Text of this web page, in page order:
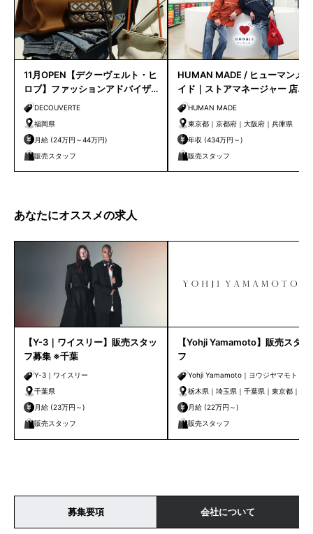
11月OPEN【デクーヴェルト・ヒ
ロブ】ファッションアドバイザ
ー｜天神店
DECOUVERTE
福岡県
月給 (24万円～44万円)
販売スタッフ
HUMAN MADE / ヒューマンメ
イド｜ストアマネージャー 店長
候補HUMAN MADE
東京都｜京都府｜大阪府｜兵庫県
年収 (434万円～)
販売スタッフ
あなたにオススメの求人
【Y-3｜ワイスリー】販売スタッ
フ募集 ※千葉
Y-3｜ワイスリー
千葉県
月給 (23万円～)
販売スタッフ
【Yohji Yamamoto】販売スタッ
フ
Yohji Yamamoto｜ヨウジヤマモト
栃木県｜埼玉県｜千葉県｜東京都｜神
奈川県｜新潟県｜愛知県｜京都府｜大
阪府｜兵庫県｜和歌山県｜広島県｜徳
月給 (22万円～)
販売スタッフ
募集要項 会社について